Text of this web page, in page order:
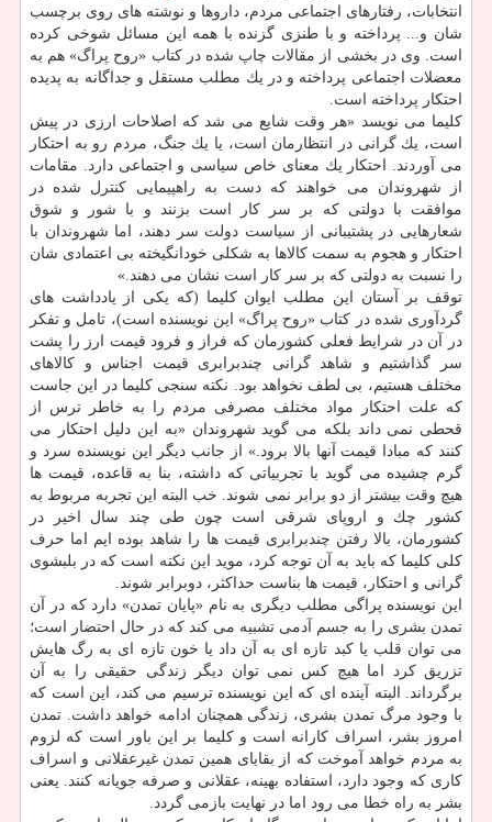
انتخابات، رفتارهای اجتماعی مردم، داروها و نوشته های روی برچسب
شان و... پرداخته و با طنزی گزنده با همه این مسائل شوخی كرده
است. وی در بخشی از مقالات چاپ شده در كتاب «روح پراگ» هم به
معضلات اجتماعی پرداخته و در یك مطلب مستقل و جداگانه به پدیده
احتكار پرداخته است.
كلیما می نویسد «هر وقت شایع می شد كه اصلاحات ارزی در پیش
است، یك گرانی در انتظارمان است، یا یك جنگ، مردم رو به احتكار
می آوردند. احتكار یك معنای خاص سیاسی و اجتماعی دارد. مقامات
از شهروندان می خواهند كه دست به راهپیمایی كنترل شده در
موافقت با دولتی كه بر سر كار است بزنند و با شور و شوق
شعارهایی در پشتیبانی از سیاست دولت سر دهند، اما شهروندان با
احتكار و هجوم به سمت كالاها به شكلی خودانگیخته بی اعتمادی شان
را نسبت به دولتی كه بر سر كار است نشان می دهند.»
توقف بر آستان این مطلب ایوان كلیما (كه یكی از یادداشت های
گردآوری شده در كتاب «روح پراگ» این نویسنده است)، تامل و تفكر
در آن در شرایط فعلی كشورمان كه فراز و فرود قیمت ارز را پشت
سر گذاشتیم و شاهد گرانی چندبرابری قیمت اجناس و كالاهای
مختلف هستیم، بی لطف نخواهد بود. نكته سنجی كلیما در این جاست
كه علت احتكار مواد مختلف مصرفی مردم را به خاطر ترس از
قحطی نمی داند بلكه می گوید شهروندان «به این دلیل احتكار می
كنند كه مبادا قیمت آنها بالا برود.» از جانب دیگر این نویسنده سرد و
گرم چشیده می گوید با تجربیاتی كه داشته، بنا به قاعده، قیمت ها
هیچ وقت بیشتر از دو برابر نمی شوند. خب البته این تجربه مربوط به
كشور چك و اروپای شرقی است چون طی چند سال اخیر در
كشورمان، بالا رفتن چندبرابری قیمت ها را شاهد بوده ایم اما حرف
كلی كلیما كه باید به آن توجه كرد، موید این نكته است كه در بلبشوی
گرانی و احتكار، قیمت ها بناست حداكثر، دوبرابر شوند.
این نویسنده پراگی مطلب دیگری به نام «پایان تمدن» دارد كه در آن
تمدن بشری را به جسم آدمی تشبیه می كند كه در حال احتضار است؛
می توان قلب یا كبد تازه ای به آن داد یا خون تازه ای به رگ هایش
تزریق كرد اما هیچ كس نمی توان دیگر زندگی حقیقی را به آن
برگرداند. البته آینده ای كه این نویسنده ترسیم می كند، این است كه
با وجود مرگ تمدن بشری، زندگی همچنان ادامه خواهد داشت. تمدن
امروز بشر، اسراف كارانه است و كلیما بر این باور است كه لزوم
به مردم خواهد آموخت كه از بقایای همین تمدن غیرعقلانی و اسراف
كاری كه وجود دارد، استفاده بهینه، عقلانی و صرفه جویانه كنند. یعنی
بشر به راه خطا می رود اما در نهایت بازمی گردد.